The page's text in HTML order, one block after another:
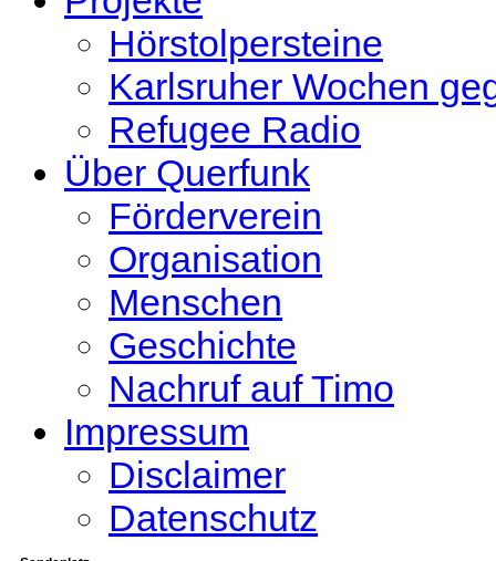
Hörstolpersteine
Karlsruher Wochen
Refugee Radio
Über Querfunk
Förderverein
Organisation
Menschen
Geschichte
Nachruf auf Timo
Impressum
Disclaimer
Datenschutz